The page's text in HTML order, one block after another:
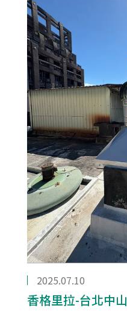
2025.07.10
香格里拉-台北中山